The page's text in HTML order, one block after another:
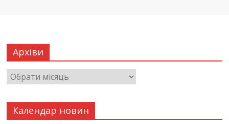
Архіви
Календар новин